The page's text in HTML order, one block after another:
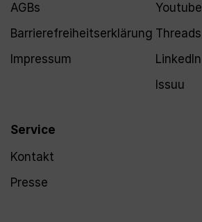
AGBs
Barrierefreiheitserklärung
Impressum
Service
Kontakt
Presse
Youtube
Threads
LinkedIn
Issuu